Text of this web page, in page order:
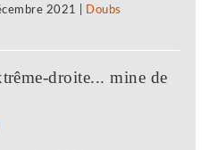
2021 Doubs
droite... mine de